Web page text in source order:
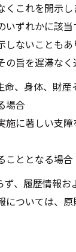
これを開示し
いずれかに該
しないことも
旨を遅滞なく
命、身体、財
場合
施に著しい支
こととなる場合
ず、履歴情報お
については、